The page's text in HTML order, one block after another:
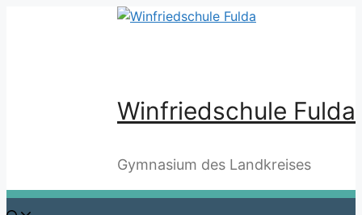
Winfriedschule Fulda
Gymnasium des Landkreises